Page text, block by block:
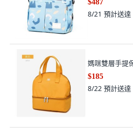
媽咪雙層手提
8/22預計送達